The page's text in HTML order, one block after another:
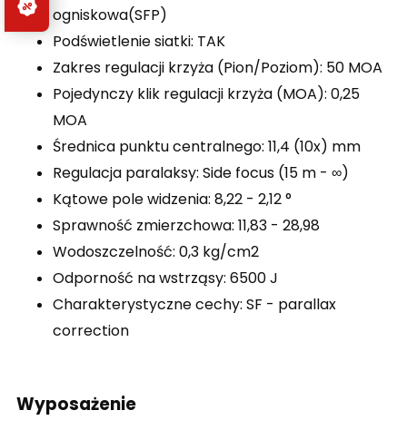
ogniskowa(SFP)
Podświetlenie siatki: TAK
Zakres regulacji krzyża (Pion/Poziom): 50 MOA
Pojedynczy klik regulacji krzyża (MOA): 0,25
MOA
Średnica punktu centralnego: 11,4 (10x) mm
Regulacja paralaksy: Side focus (15 m - ∞)
Kątowe pole widzenia: 8,22 - 2,12 °
Sprawność zmierzchowa: 11,83 - 28,98
Wodoszczelność: 0,3 kg/cm2
Odporność na wstrząsy: 6500 J
Charakterystyczne cechy: SF - parallax
correction
Wyposażenie